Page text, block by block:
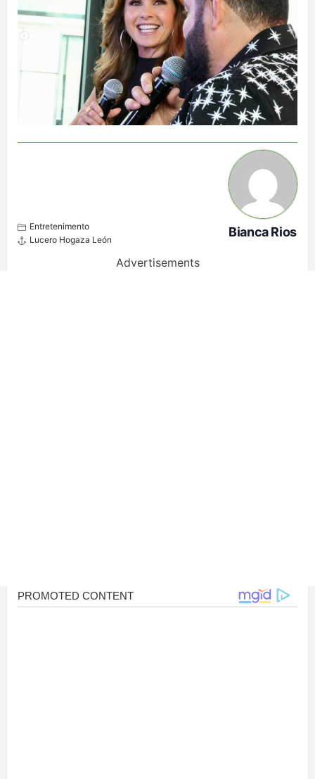
Entretenimento
Lucero Hogaza León
Bianca Rios
Advertisements